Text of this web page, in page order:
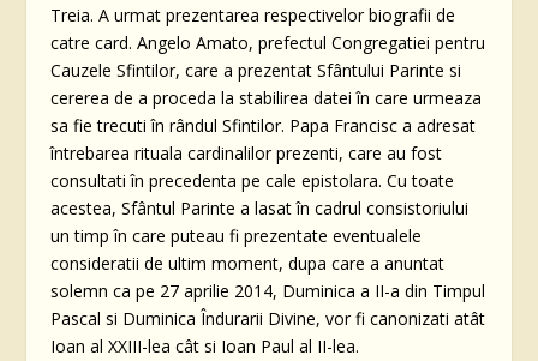
Treia. A urmat prezentarea respectivelor biografii de
catre card. Angelo Amato, prefectul Congregatiei pentru
Cauzele Sfintilor, care a prezentat Sfântului Parinte si
cererea de a proceda la stabilirea datei în care urmeaza
sa fie trecuti în rândul Sfintilor. Papa Francisc a adresat
întrebarea rituala cardinalilor prezenti, care au fost
consultati în precedenta pe cale epistolara. Cu toate
acestea, Sfântul Parinte a lasat în cadrul consistoriului
un timp în care puteau fi prezentate eventualele
consideratii de ultim moment, dupa care a anuntat
solemn ca pe 27 aprilie 2014, Duminica a II-a din Timpul
Pascal si Duminica Îndurarii Divine, vor fi canonizati atât
Ioan al XXIII-lea cât si Ioan Paul al II-lea.